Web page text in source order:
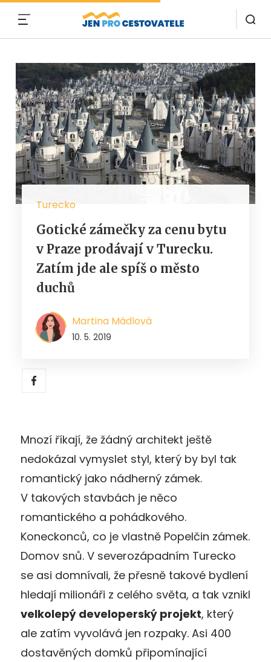
Turecko
Gotické zámečky za cenu bytu
v Praze prodávají v Turecku.
Zatím jde ale spíš o město
duchů
Martina Mádlová
10. 5. 2019
Mnozí říkají, že žádný architekt ještě
nedokázal vymyslet styl, který by byl tak
romantický jako nádherný zámek.
V takových stavbách je něco
romantického a pohádkového.
Koneckonců, co je vlastně Popelčin zámek.
Domov snů. V severozápadním Turecko
se asi domnívali, že přesně takové bydlení
hledají milionáři z celého světa, a tak vznikl
velkolepý developerský projekt, který
ale zatím vyvolává jen rozpaky. Asi 400
dostavěných domků připomínající